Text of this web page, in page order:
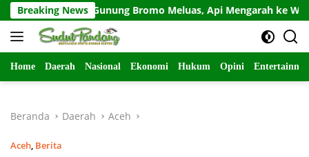
Langsung
ke
konten
Breaking News
Gunung Bromo Meluas, Api Mengarah ke Wilayah
Home Daerah Nasional Ekonomi Hukum Opini
Beranda Daerah Aceh
Aceh, Berita